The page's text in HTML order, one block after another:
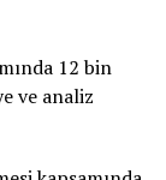
12 bin
ve analiz